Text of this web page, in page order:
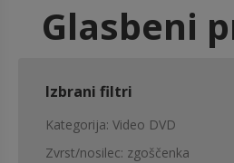
Glasbeni
Izbrani filtri
Kategorija Video DVD
Zvrst/nosilec zgoščenka